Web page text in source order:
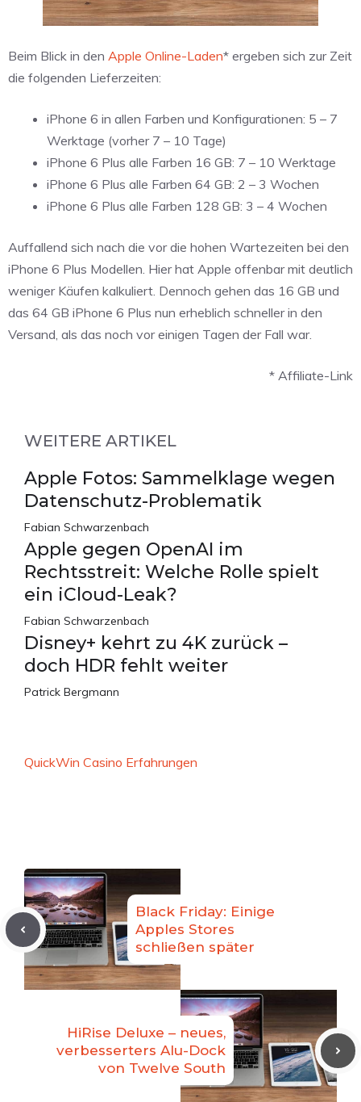
Beim Blick in den Apple Online-Laden* ergeben sich zur Zeit
die folgenden Lieferzeiten:
iPhone 6 in allen Farben und Konfigurationen: 5 – 7
Werktage (vorher 7 – 10 Tage)
iPhone 6 Plus alle Farben 16 GB: 7 – 10 Werktage
iPhone 6 Plus alle Farben 64 GB: 2 – 3 Wochen
iPhone 6 Plus alle Farben 128 GB: 3 – 4 Wochen
Auffallend sich nach die vor die hohen Wartezeiten bei den
iPhone 6 Plus Modellen. Hier hat Apple offenbar mit deutlich
weniger Käufen kalkuliert. Dennoch gehen das 16 GB und
das 64 GB iPhone 6 Plus nun erheblich schneller in den
Versand, als das noch vor einigen Tagen der Fall war.
* Affiliate-Link
WEITERE ARTIKEL
Apple Fotos: Sammelklage wegen
Datenschutz-Problematik
Fabian Schwarzenbach
Apple gegen OpenAI im
Rechtsstreit: Welche Rolle spielt
ein iCloud-Leak?
Fabian Schwarzenbach
Disney+ kehrt zu 4K zurück –
doch HDR fehlt weiter
Patrick Bergmann
QuickWin Casino Erfahrungen
Black Friday: Einige
Apples Stores
schließen später
HiRise Deluxe – neues,
verbesserters Alu-Dock
von Twelve South